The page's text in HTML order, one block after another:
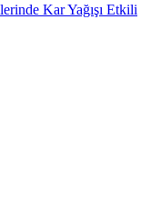
Kar Yağışı Etkili